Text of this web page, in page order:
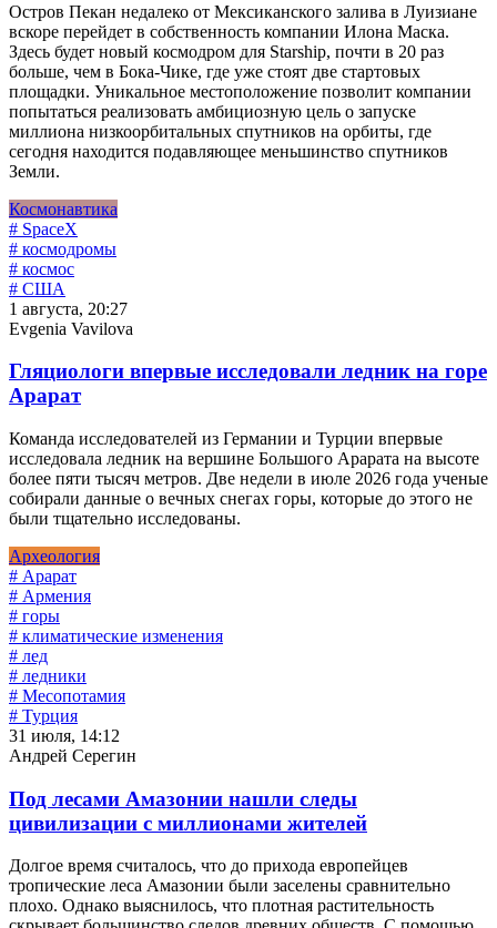
Остров Пекан недалеко от Мексиканского залива в Луизиане
вскоре перейдет в собственность компании Илона Маска.
Здесь будет новый космодром для Starship, почти в 20 раз
больше, чем в Бока-Чике, где уже стоят две стартовых
площадки. Уникальное местоположение позволит компании
попытаться реализовать амбициозную цель о запуске
миллиона низкоорбитальных спутников на орбиты, где
сегодня находится подавляющее меньшинство спутников
Земли.
Космонавтика
# SpaceX
# космодромы
# космос
# США
1 августа, 20:27
Evgenia Vavilova
Гляциологи впервые исследовали ледник на горе
Арарат
Команда исследователей из Германии и Турции впервые
исследовала ледник на вершине Большого Арарата на высоте
более пяти тысяч метров. Две недели в июле 2026 года ученые
собирали данные о вечных снегах горы, которые до этого не
были тщательно исследованы.
Археология
# Арарат
# Армения
# горы
# климатические изменения
# лед
# ледники
# Месопотамия
# Турция
31 июля, 14:12
Андрей Серегин
Под лесами Амазонии нашли следы
цивилизации с миллионами жителей
Долгое время считалось, что до прихода европейцев
тропические леса Амазонии были заселены сравнительно
плохо. Однако выяснилось, что плотная растительность